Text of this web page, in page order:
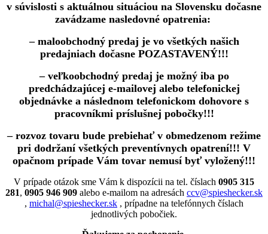
v súvislosti s aktuálnou situáciou na Slovensku dočasne
zavádzame nasledovné opatrenia:
– maloobchodný predaj je vo všetkých našich
predajniach dočasne POZASTAVENÝ!!!
– veľkoobchodný predaj je možný iba po
predchádzajúcej e-mailovej alebo telefonickej
objednávke a následnom telefonickom dohovore s
pracovníkmi príslušnej pobočky!!!
– rozvoz tovaru bude prebiehať v obmedzenom režime
pri dodržaní všetkých preventívnych opatrení!!! V
opačnom prípade Vám tovar nemusí byť vyložený!!!
V prípade otázok sme Vám k dispozícii na tel. číslach 0905 315
281, 0905 946 909 alebo e-mailom na adresách ccv@spieshecker.sk
, michal@spieshecker.sk , prípadne na telefónnych číslach
jednotlivých pobočiek.